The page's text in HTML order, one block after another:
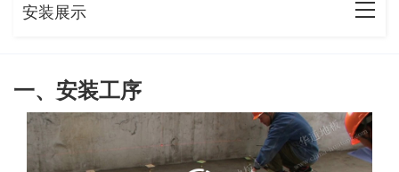
安装展示
一、安装工序